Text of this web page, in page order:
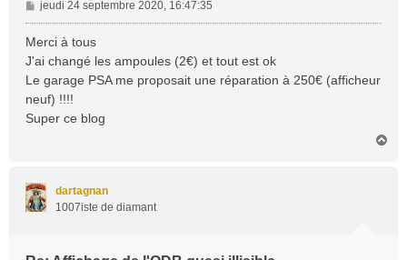
M
e
s
g
e
jeudi 24 septembre 2020, 16:47:35
Merci à tous
J'ai changé les ampoules (2€) et tout est ok
Le garage PSA me proposait une réparation à 250€ (afficheur
neuf) !!!!
Super ce blog
dartagnan
1007iste de diamant